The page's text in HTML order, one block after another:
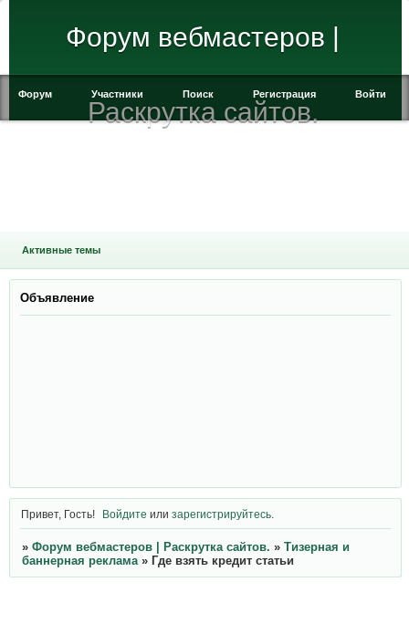
Форум вебмастеров |
Раскрутка сайтов.
Форум Участники Поиск Регистрация Войти
Активные темы
Объявление
Привет, Гость! Войдите илизарегистрируйтесь
» Форум вебмастеров | Раскрутка сайтов. » Тизерная и
баннерная реклама » Где взять кредит статьи